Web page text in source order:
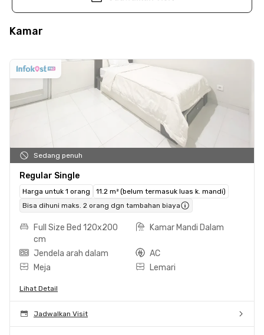
Kamar
Sedang penuh
Regular Single
Harga untuk 1 orang
11.2 m² (belum termasuk luas k. mandi)
Bisa dihuni maks. 2 orang dgn tambahan biaya
Full Size Bed 120x200
cm
Kamar Mandi Dalam
Jendela arah dalam
AC
Meja
Lemari
Lihat Detail
Jadwalkan Visit